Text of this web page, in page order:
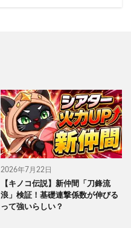
2026年7月22日
【キノコ伝説】新仲間「刀鋒流
浪」検証！基礎連撃係数が伸びる
って強いらしい？